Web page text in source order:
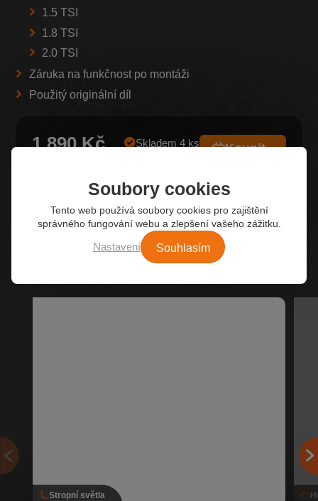
1.5 TSI
1.8 TSI
2.0 TSI
Záruka na funkčnost po montáži
Použitý originální díl
1 890 Kč Skladem 4 ks Koupit
Z našeho e-shopu
Nejžádanější autodíly
Stropní světla
Soubory cookies
Tento web používá soubory cookies pro zajištění
správného fungování webu a zlepšení vašeho zážitku.
Nastavení Souhlasím